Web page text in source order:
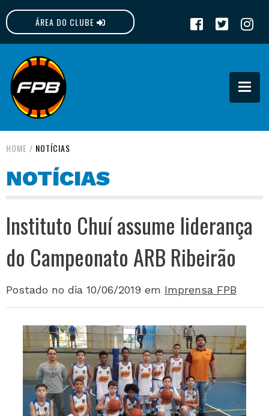
ÁREA DO CLUBE
FPB
HOME / NOTÍCIAS
NOTÍCIAS
Instituto Chuí assume liderança
do Campeonato ARB Ribeirão
Postado no dia 10/06/2019 em Imprensa FPB